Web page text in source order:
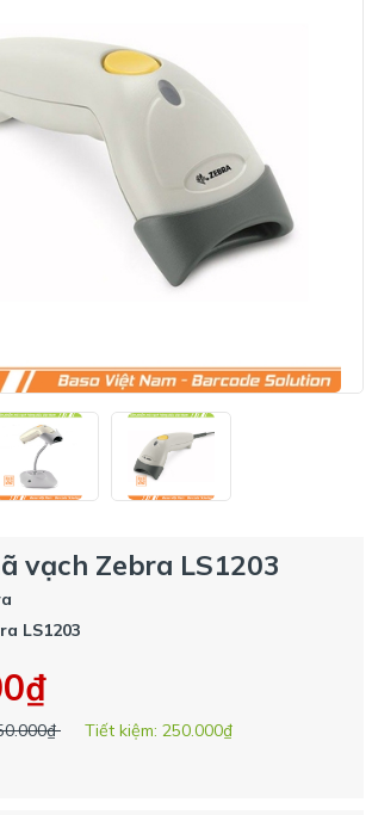
vạch Zebra LS1203
LS1203
Tiết kiệm: 250.000₫